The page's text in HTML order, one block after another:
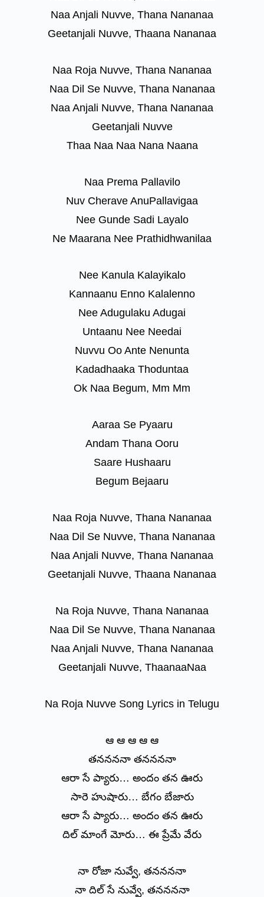
Naa Anjali Nuvve, Thana Nananaa
Geetanjali Nuvve, Thaana Nananaa
Naa Roja Nuvve, Thana Nananaa
Naa Dil Se Nuvve, Thana Nananaa
Naa Anjali Nuvve, Thana Nananaa
Geetanjali Nuvve
Thaa Naa Naa Nana Naana
Naa Prema Pallavilo
Nuv Cherave AnuPallavigaa
Nee Gunde Sadi Layalo
Ne Maarana Nee Prathidhwanilaa
Nee Kanula Kalayikalo
Kannaanu Enno Kalalenno
Nee Adugulaku Adugai
Untaanu Nee Needai
Nuvvu Oo Ante Nenunta
Kadadhaaka Thoduntaa
Ok Naa Begum, Mm Mm
Aaraa Se Pyaaru
Andam Thana Ooru
Saare Hushaaru
Begum Bejaaru
Naa Roja Nuvve, Thana Nananaa
Naa Dil Se Nuvve, Thana Nananaa
Naa Anjali Nuvve, Thana Nananaa
Geetanjali Nuvve, Thaana Nananaa
Na Roja Nuvve, Thana Nananaa
Naa Dil Se Nuvve, Thana Nananaa
Naa Anjali Nuvve, Thana Nananaa
Geetanjali Nuvve, ThaanaaNaa
Na Roja Nuvve Song Lyrics in Telugu
ఆ ఆ ఆ ఆ ఆ
తననననా తననననా
ఆరా సే ప్యారు… అందం తన ఊరు
సారె హుషారు… బేగం బేజారు
ఆరా సే ప్యారు… అందం తన ఊరు
దిల్ మాంగే మోరు… ఈ ప్రేమే వేరు
నా రోజా నువ్వే, తననననా
నా దిల్ సే నువ్వే, తననననా